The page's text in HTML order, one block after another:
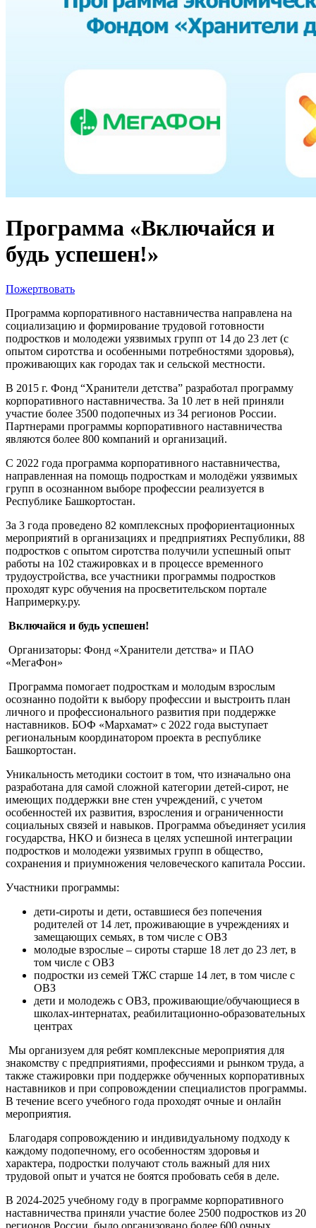
Программа «Включайся и
будь успешен!»
Пожертвовать
Программа корпоративного наставничества направлена на
социализацию и формирование трудовой готовности
подростков и молодежи уязвимых групп от 14 до 23 лет (с
опытом сиротства и особенными потребностями здоровья),
проживающих как городах так и сельской местности.
В 2015 г. Фонд “Хранители детства” разработал программу
корпоративного наставничества. За 10 лет в ней приняли
участие более 3500 подопечных из 34 регионов России.
Партнерами программы корпоративного наставничества
являются более 800 компаний и организаций.
С 2022 года программа корпоративного наставничества,
направленная на помощь подросткам и молодёжи уязвимых
групп в осознанном выборе профессии реализуется в
Республике Башкортостан.
За 3 года проведено 82 комплексных профориентационных
мероприятий в организациях и предприятиях Республики, 88
подростков с опытом сиротства получили успешный опыт
работы на 102 стажировках и в процессе временного
трудоустройства, все участники программы подростков
проходят курс обучения на просветительском портале
Напримерку.ру.
Включайся и будь успешен!
Организаторы: Фонд «Хранители детства» и ПАО
«МегаФон»
Программа помогает подросткам и молодым взрослым
осознанно подойти к выбору профессии и выстроить план
личного и профессионального развития при поддержке
наставников. БОФ «Мархамат» с 2022 года выступает
региональным координатором проекта в республике
Башкортостан.
Уникальность методики состоит в том, что изначально она
разработана для самой сложной категории детей-сирот, не
имеющих поддержки вне стен учреждений, с учетом
особенностей их развития, взросления и ограниченности
социальных связей и навыков. Программа объединяет усилия
государства, НКО и бизнеса в целях успешной интеграции
подростков и молодежи уязвимых групп в общество,
сохранения и приумножения человеческого капитала России.
Участники программы:
дети-сироты и дети, оставшиеся без попечения
родителей от 14 лет, проживающие в учреждениях и
замещающих семьях, в том числе с ОВЗ
молодые взрослые – сироты старше 18 лет до 23 лет, в
том числе с ОВЗ
подростки из семей ТЖС старше 14 лет, в том числе с
ОВЗ
дети и молодежь с ОВЗ, проживающие/обучающиеся в
школах-интернатах, реабилитационно-образовательных
центрах
Мы организуем для ребят комплексные мероприятия для
знакомству с предприятиями, профессиями и рынком труда, а
также стажировки при поддержке обученных корпоративных
наставников и при сопровождении специалистов программы.
В течение всего учебного года проходят очные и онлайн
мероприятия.
Благодаря сопровождению и индивидуальному подходу к
каждому подопечному, его особенностям здоровья и
характера, подростки получают столь важный для них
трудовой опыт и учатся не боятся пробовать себя в деле.
В 2024-2025 учебному году в программе корпоративного
наставничества приняли участие более 2500 подростков из 20
регионов России, было организовано более 600 очных